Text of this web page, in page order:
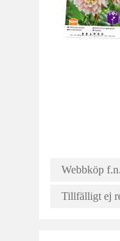
Webbköp
Tillfälligt ej